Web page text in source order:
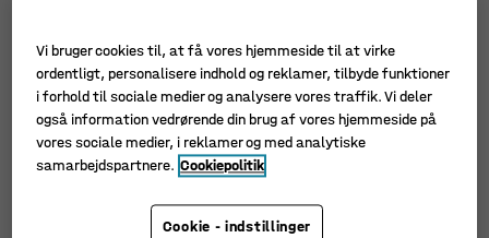
4 produkter
Vi bruger cookies til, at få vores hjemmeside til at virke
ordentligt, personalisere indhold og reklamer, tilbyde funktioner
i forhold til sociale medier og analysere vores traffik. Vi deler
også information vedrørende din brug af vores hjemmeside på
vores sociale medier, i reklamer og med analytiske
samarbejdspartnere. Cookiepolitik
Cookie - indstillinger